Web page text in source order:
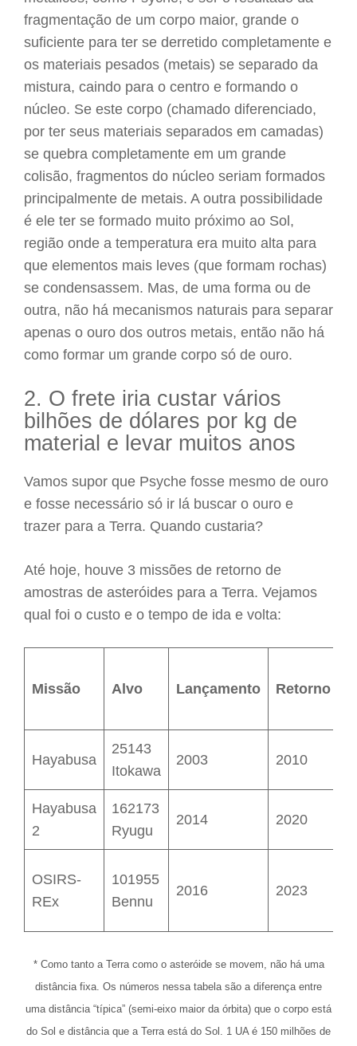
fragmentação de um corpo maior, grande o
suficiente para ter se derretido completamente e
os materiais pesados (metais) se separado da
mistura, caindo para o centro e formando o
núcleo. Se este corpo (chamado diferenciado,
por ter seus materiais separados em camadas)
se quebra completamente em um grande
colisão, fragmentos do núcleo seriam formados
principalmente de metais. A outra possibilidade
é ele ter se formado muito próximo ao Sol,
região onde a temperatura era muito alta para
que elementos mais leves (que formam rochas)
se condensassem. Mas, de uma forma ou de
outra, não há mecanismos naturais para separar
apenas o ouro dos outros metais, então não há
como formar um grande corpo só de ouro.
2. O frete iria custar vários
bilhões de dólares por kg de
material e levar muitos anos
Vamos supor que Psyche fosse mesmo de ouro
e fosse necessário só ir lá buscar o ouro e
trazer para a Terra. Quando custaria?
Até hoje, houve 3 missões de retorno de
amostras de asteróides para a Terra. Vejamos
qual foi o custo e o tempo de ida e volta:
Missão Alvo Lançamento Retorno
Hayabusa
25143
Itokawa
2003 2010
Hayabusa
2
162173
Ryugu
2014 2020
OSIRS-
REx
101955
Bennu
2016 2023
* Como tanto a Terra como o asteróide se movem, não há uma
distância fixa. Os números nessa tabela são a diferença entre
uma distância “típica” (semi-eixo maior da órbita) que o corpo está
do Sol e distância que a Terra está do Sol. 1 UA é 150 milhões de